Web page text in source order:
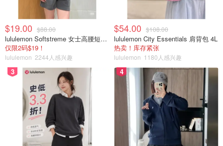
个午觉，下午吃吃喝喝，继续去了Kamaole Beach Park 1
& 3.
$19.00 $88.00
lululemon Softstreme 女士高腰短裤 10cm
仅限2码$19！
lululemon 2244人感兴趣
$54.00 $108.00
lululemon City Essentials 肩背包 4L
热卖！库存紧张
lululemon 1180人感兴趣
3 4